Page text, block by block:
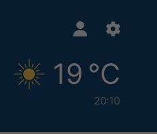
19 °C
20:10